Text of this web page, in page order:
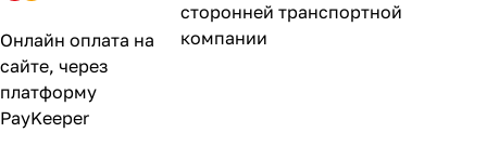
Онлайн оплата на
сайте, через
платформу
PayKeeper
сторонней транспортной
компании